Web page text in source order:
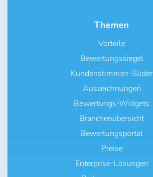
Themen
Vorteile
Bewertungssiegel
Kundenstimmen-Slider
Auszeichnungen
Bewertungs-Widgets
Branchenübersicht
Bewertungsportal
Preise
Enterprise-Lösungen